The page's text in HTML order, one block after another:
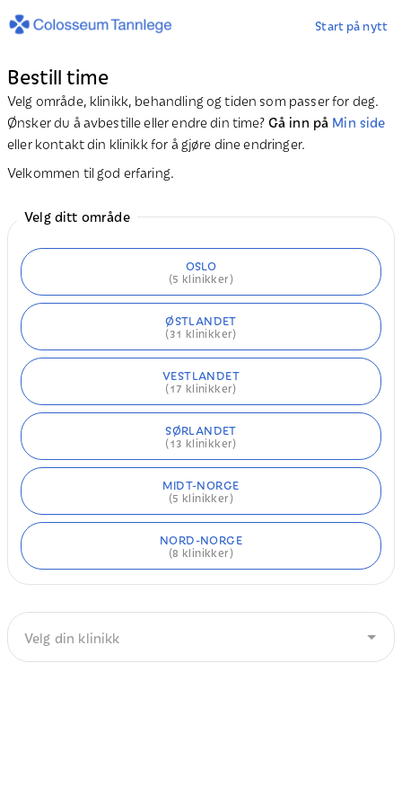
Start på nytt
Bestill time
Velg område, klinikk, behandling og tiden som passer for deg.
Ønsker du å avbestille eller endre din time?Gå inn på Min side
eller kontakt din klinikk for å gjøre dine endringer.
Velkommen til god erfaring.
Velg ditt område
OSLO
(5 klinikker)
ØSTLANDET
(31 klinikker)
VESTLANDET
(17 klinikker)
SØRLANDET
(13 klinikker)
MIDT-NORGE
(5 klinikker)
NORD-NORGE
(8 klinikker)
Velg din klinikk